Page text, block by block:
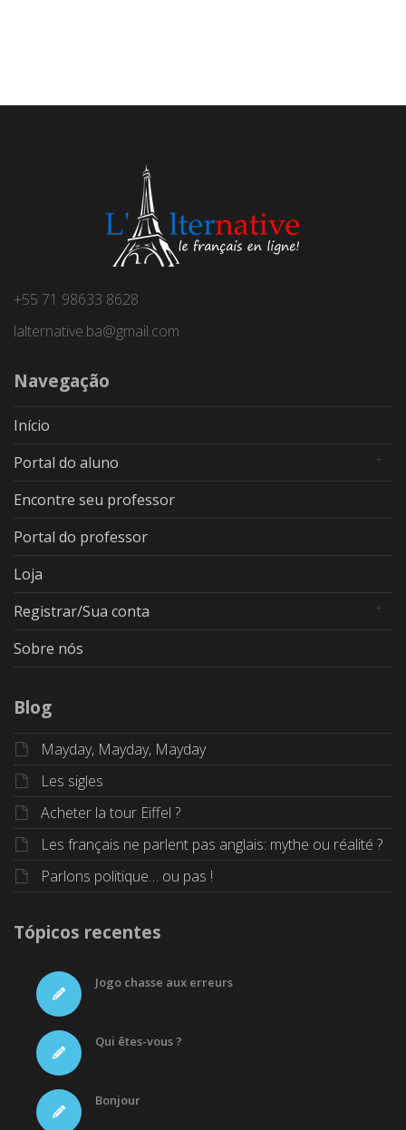
+55 71 98633 8628
lalternative.ba@gmail.com
Navegação
Início
Portal do aluno
Encontre seu professor
Portal do professor
Loja
Registrar/Sua conta
Sobre nós
Blog
Mayday, Mayday, Mayday
Les sigles
Acheter la tour Eiffel ?
Les français ne parlent pas anglais: mythe ou réalité ?
Parlons politique… ou pas !
Tópicos recentes
Jogo chasse aux erreurs
Qui êtes-vous ?
Bonjour